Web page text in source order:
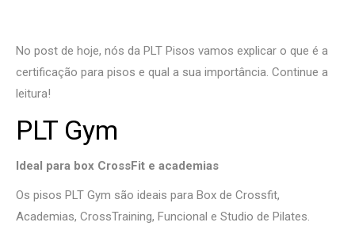
No post de hoje, nós da PLT Pisos vamos explicar o que é a
certificação para pisos e qual a sua importância. Continue a
leitura!
PLT Gym
Ideal para box CrossFit e academias
Os pisos PLT Gym são ideais para Box de Crossfit,
Academias, CrossTraining, Funcional e Studio de Pilates.